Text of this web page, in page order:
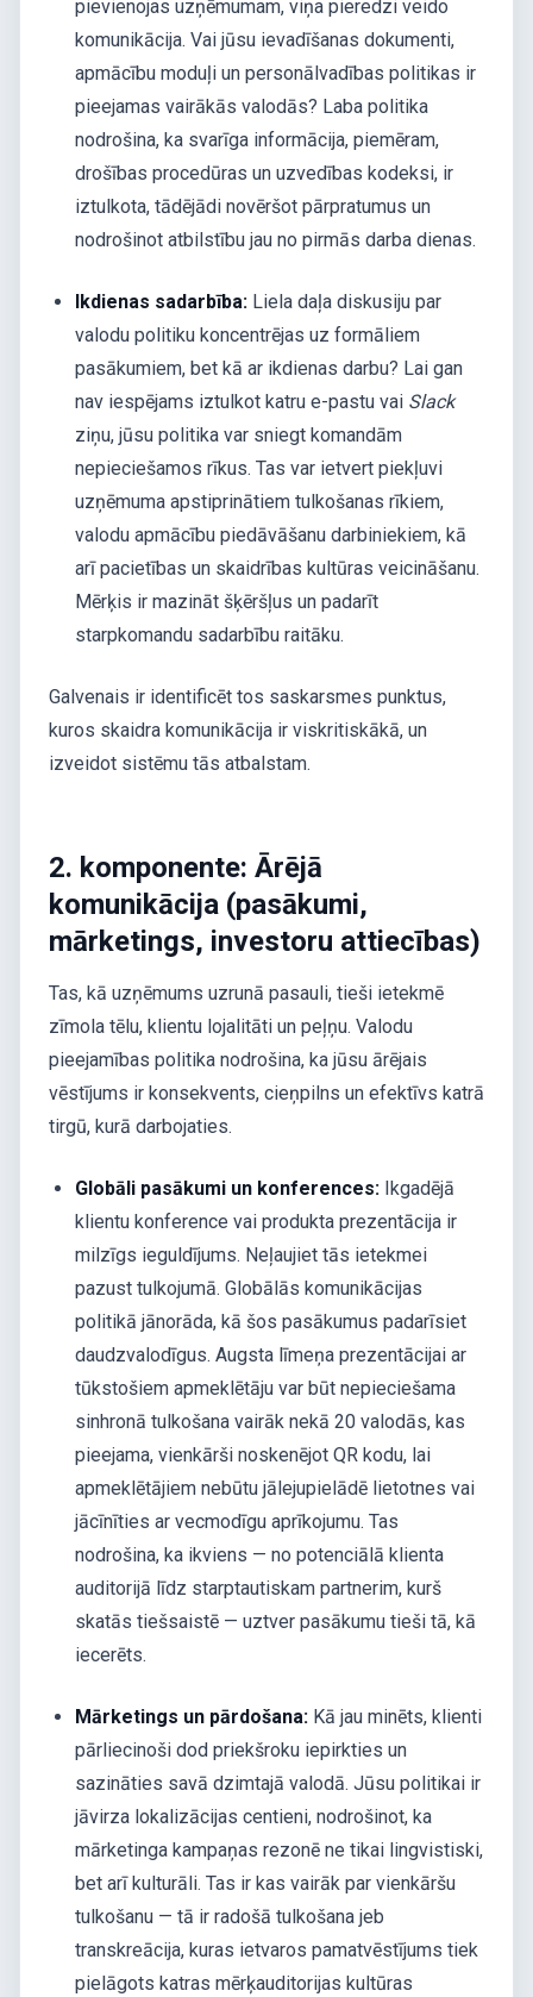
pievienojas uzņēmumam, viņa pieredzi veido
komunikācija. Vai jūsu ievadīšanas dokumenti,
apmācību moduļi un personālvadības politikas ir
pieejamas vairākās valodās? Laba politika
nodrošina, ka svarīga informācija, piemēram,
drošības procedūras un uzvedības kodeksi, ir
iztulkota, tādējādi novēršot pārpratumus un
nodrošinot atbilstību jau no pirmās darba dienas.
Ikdienas sadarbība: Liela daļa diskusiju par
valodu politiku koncentrējas uz formāliem
pasākumiem, bet kā ar ikdienas darbu? Lai gan
nav iespējams iztulkot katru e-pastu vai Slack
ziņu, jūsu politika var sniegt komandām
nepieciešamos rīkus. Tas var ietvert piekļuvi
uzņēmuma apstiprinātiem tulkošanas rīkiem,
valodu apmācību piedāvāšanu darbiniekiem, kā
arī pacietības un skaidrības kultūras veicināšanu.
Mērķis ir mazināt šķēršļus un padarīt
starpkomandu sadarbību raitāku.
Galvenais ir identificēt tos saskarsmes punktus,
kuros skaidra komunikācija ir viskritiskākā, un
izveidot sistēmu tās atbalstam.
2. komponente: Ārējā
komunikācija (pasākumi,
mārketings, investoru attiecības)
Tas, kā uzņēmums uzrunā pasauli, tieši ietekmē
zīmola tēlu, klientu lojalitāti un peļņu. Valodu
pieejamības politika nodrošina, ka jūsu ārējais
vēstījums ir konsekvents, cieņpilns un efektīvs katrā
tirgū, kurā darbojaties.
Globāli pasākumi un konferences: Ikgadējā
klientu konference vai produkta prezentācija ir
milzīgs ieguldījums. Neļaujiet tās ietekmei
pazust tulkojumā. Globālās komunikācijas
politikā jānorāda, kā šos pasākumus padarīsiet
daudzvalodīgus. Augsta līmeņa prezentācijai ar
tūkstošiem apmeklētāju var būt nepieciešama
sinhronā tulkošana vairāk nekā 20 valodās, kas
pieejama, vienkārši noskenējot QR kodu, lai
apmeklētājiem nebūtu jālejupielādē lietotnes vai
jācīnīties ar vecmodīgu aprīkojumu. Tas
nodrošina, ka ikviens — no potenciālā klienta
auditorijā līdz starptautiskam partnerim, kurš
skatās tiešsaistē — uztver pasākumu tieši tā, kā
iecerēts.
Mārketings un pārdošana: Kā jau minēts, klienti
pārliecinoši dod priekšroku iepirkties un
sazināties savā dzimtajā valodā. Jūsu politikai ir
jāvirza lokalizācijas centieni, nodrošinot, ka
mārketinga kampaņas rezonē ne tikai lingvistiski,
bet arī kulturāli. Tas ir kas vairāk par vienkāršu
tulkošanu — tā ir radošā tulkošana jeb
transkreācija, kuras ietvaros pamatvēstījums tiek
pielāgots katras mērķauditorijas kultūras